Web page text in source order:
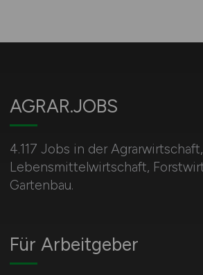
AGRAR.JOBS
4.117 Jobs in der
Lebensmittelwirtschaft,
Gartenbau.
Für Arbeitgeber